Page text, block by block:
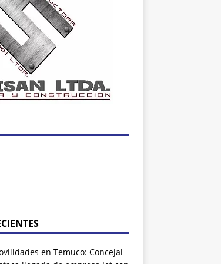
en Temuco: Concejal